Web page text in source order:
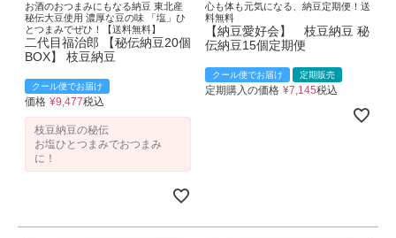
お酒のおつまみにもなる納豆 東北産
秘伝大豆使用 濃厚な豆の味 「塩」ひ
とつまみでぜひ！【送料無料】
二代目福治郎 【秘伝納豆20個
BOX】 枝豆納豆
クール便でお届け
価格 ¥9,477税込
枝豆納豆の秘伝
お塩ひとつまみでおつまみ
に！
心も体も元気になる、納豆定期便！送
料無料
【納豆愛好会】 枝豆納豆 秘
伝納豆15個定期便
クール便でお届け 定期販売
定期購入の価格 ¥7,145税込